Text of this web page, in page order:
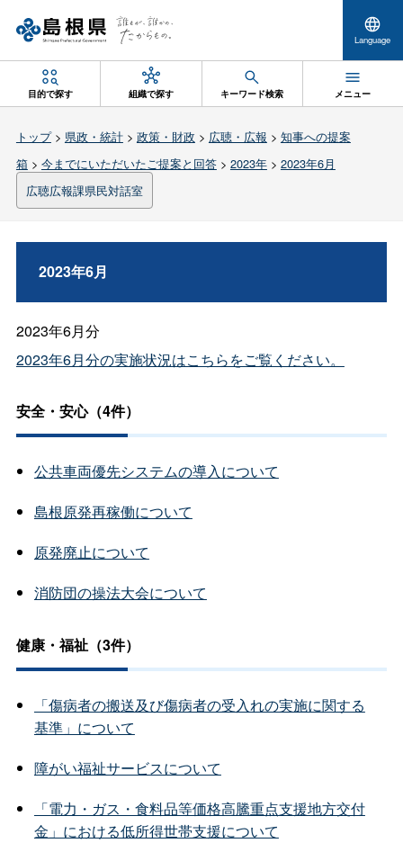
Language
目的で探す 組織で探す キーワード検索 メニュー
トップ> 県政・統計> 政策・財政 > 広聴・広報 > 知事への提案
箱> 今までにいただいたご提案と回答> 2023年> 2023年6月
広聴広報課県民対話室
2023年6月
2023年6月分
2023年6月分の実施状況はこちらをご覧ください。
安全・安心（4件）
公共車両優先システムの導入について
島根原発再稼働について
原発廃止について
消防団の操法大会について
健康・福祉（3件）
「傷病者の搬送及び傷病者の受入れの実施に関する
基準」について
障がい福祉サービスについて
「電力・ガス・食料品等価格高騰重点支援地方交付
金」における低所得世帯支援について